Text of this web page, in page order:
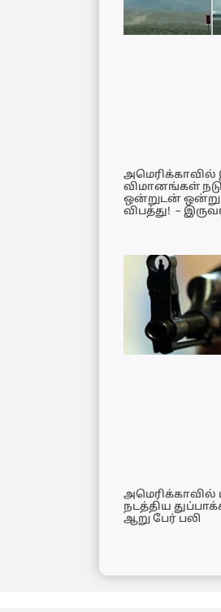
விமானங்கள்
ஒன்றுடன் ஒன்று
விபத்து! –
அமெரிக்காவில்
நடத்திய
ஆறு பேர் பலி